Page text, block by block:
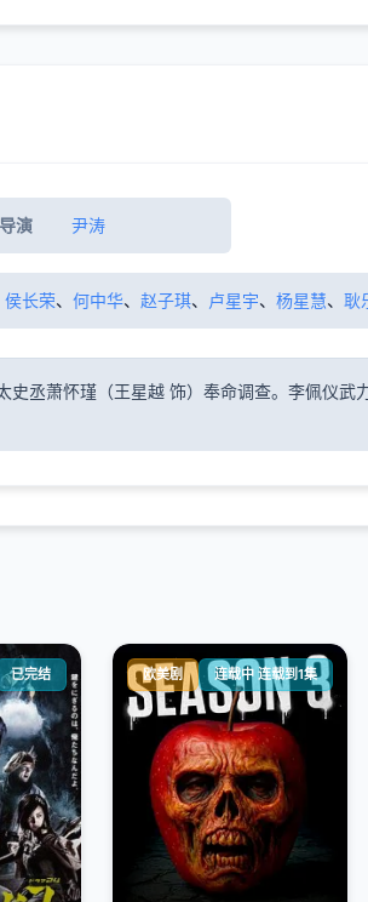
导演 尹涛
侯长荣、 何中华、 赵子琪、 卢星宇、 杨星慧、 耿
丞萧怀瑾（王星越 饰）奉命调查。李佩仪
已完结 欧美剧 连载中 连载到1集